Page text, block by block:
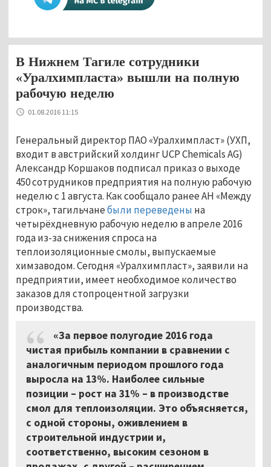
В Нижнем Тагиле сотрудники
«Уралхимпласта» вышли на полную
рабочую неделю
01.08.2016 11:15
Генеральный директор ПАО «Уралхимпласт» (УХП,
входит в австрийский холдинг UCP Chemicals AG)
Александр Коршаков подписал приказ о выходе
450 сотрудников предприятия на полную рабочую
неделю с 1 августа. Как сообщало ранее АН «Между
строк», тагильчанебыли переведены на
четырёхдневную рабочую неделю в апреле 2016
года из-за снижения спроса на
теплоизоляционные смолы, выпускаемые
химзаводом. Сегодня «Уралхимпласт», заявили на
предприятии, имеет необходимое количество
заказов для стопроцентной загрузки
производства.
«За первое полугодие 2016 года
чистая прибыль компании в сравнении с
аналогичным периодом прошлого года
выросла на 13%. Наиболее сильные
позиции – рост на 31% – в производстве
смол для теплоизоляции. Это объясняется,
с одной стороны, оживлением в
строительной индустрии и,
соответственно, высоким сезоном в